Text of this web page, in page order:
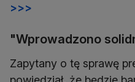
>>>
"Wprowadzono
Zapytany o tę sprawę